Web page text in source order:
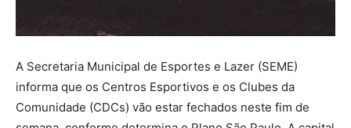
A Secretaria Municipal de Esportes e Lazer (SEME)
informa que os Centros Esportivos e os Clubes da
Comunidade (CDCs) vão estar fechados neste fim de